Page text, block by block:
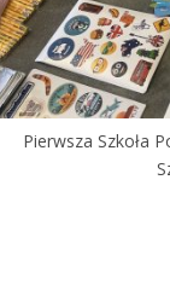
Pierwsza Szkoła